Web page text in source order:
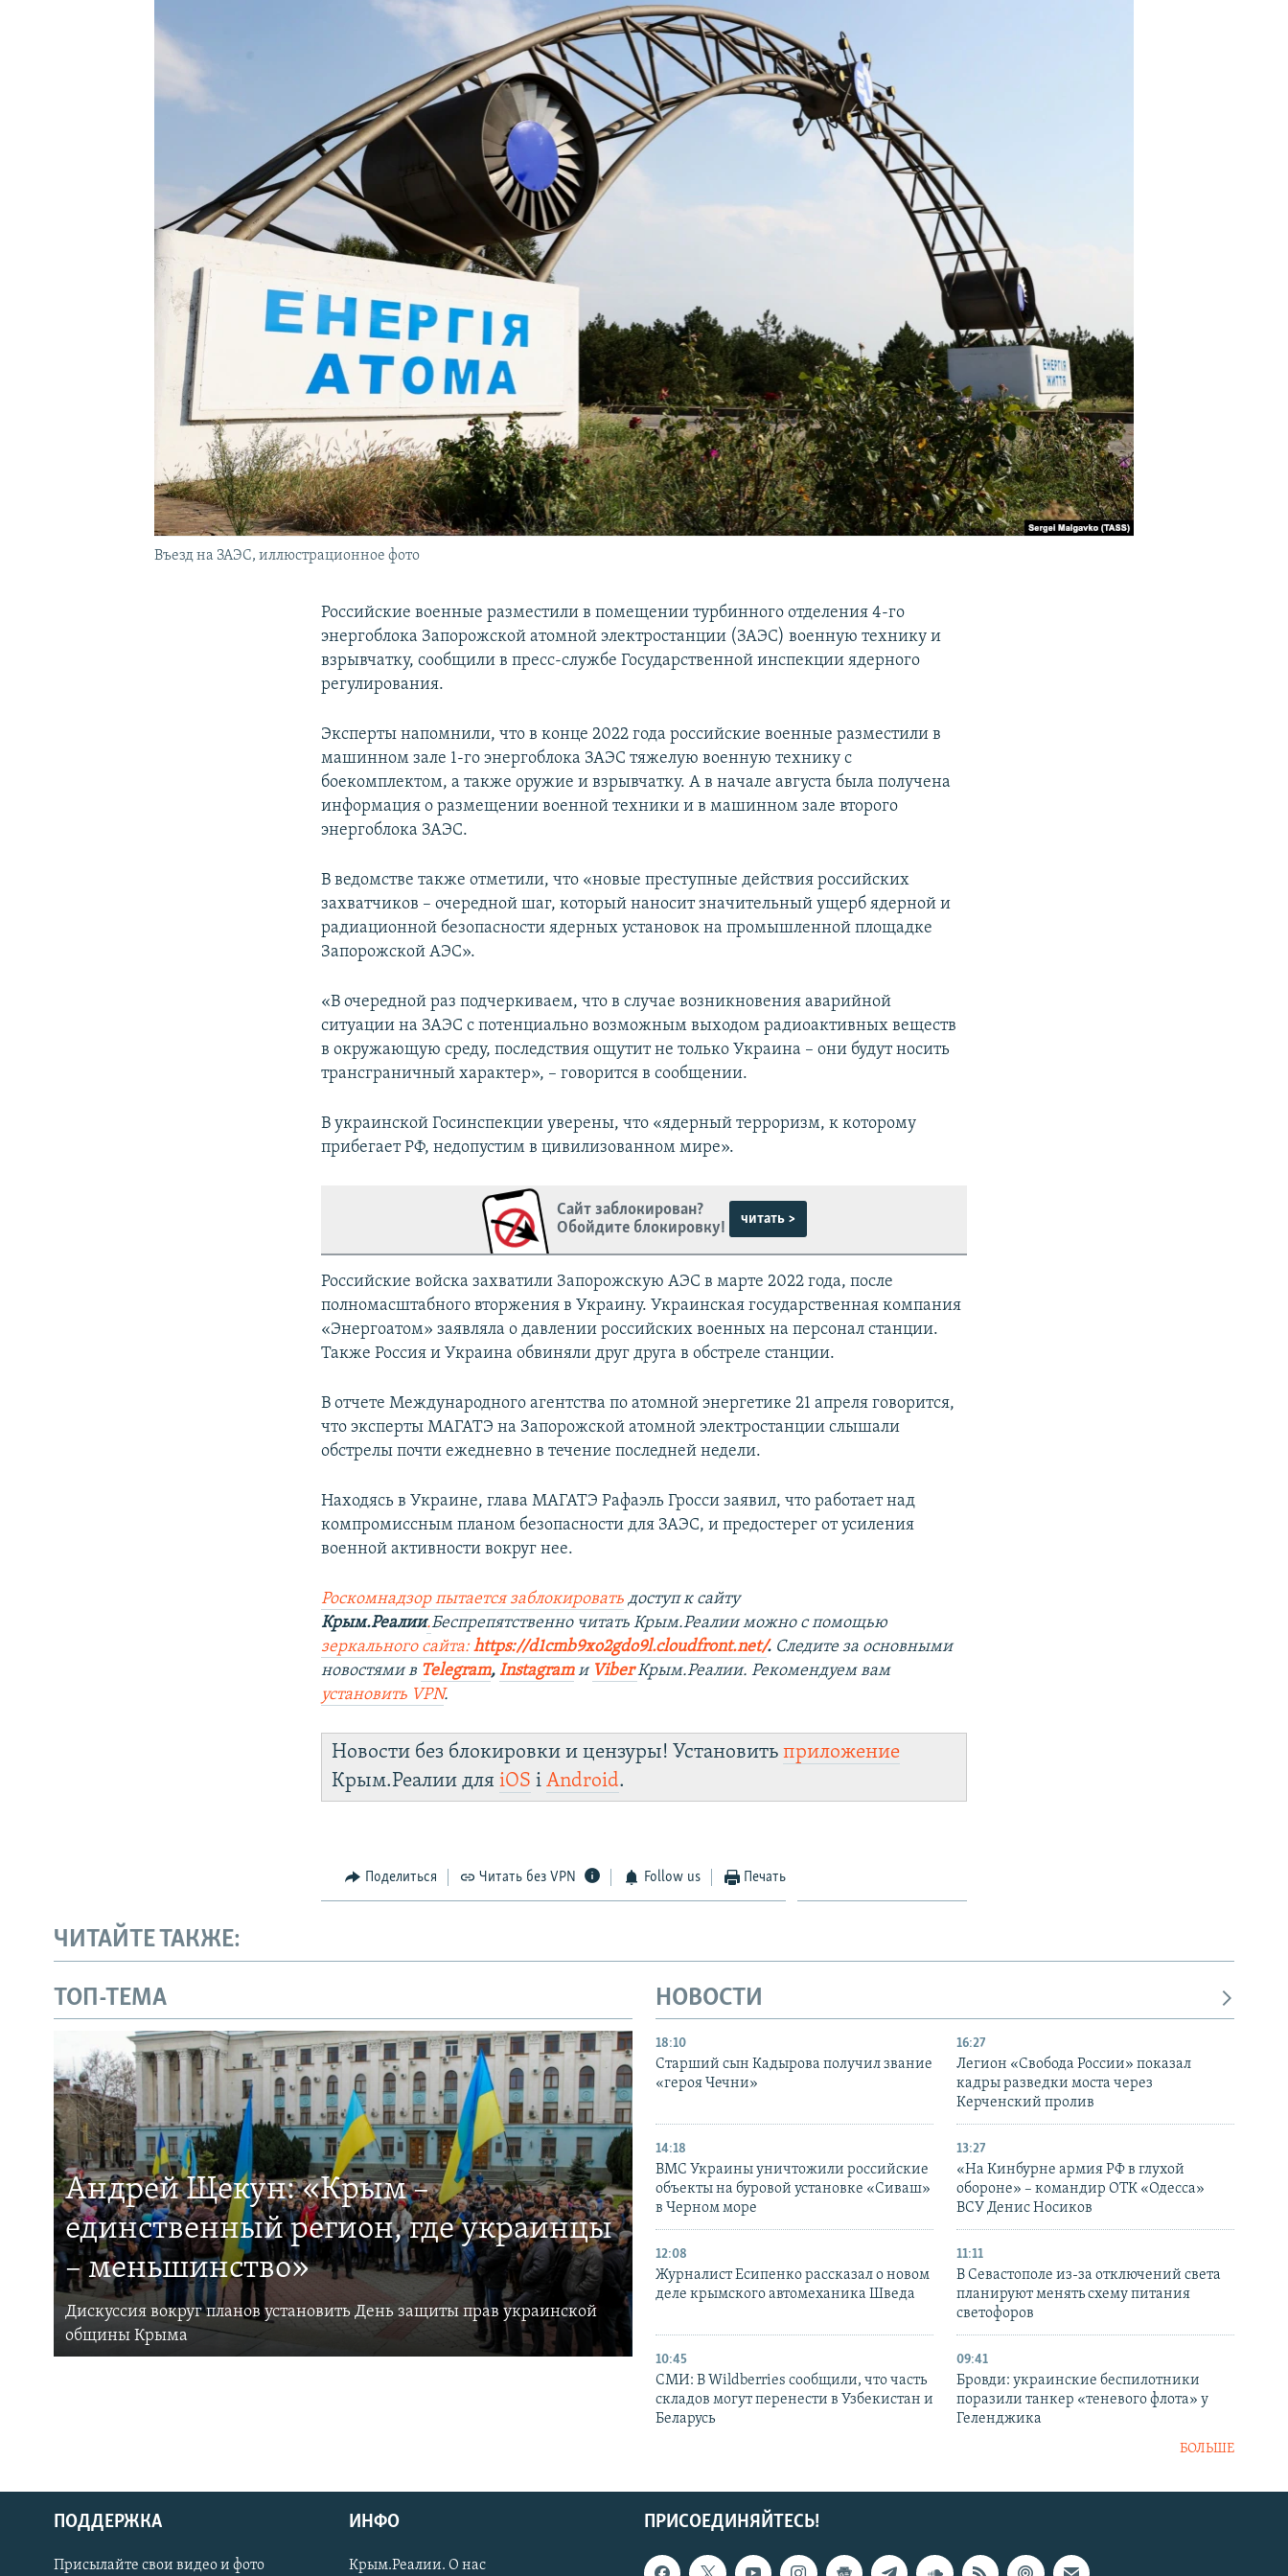
КРЫМ.НЕПОКОРЕННЫЙ
Українською
Въезд на ЗАЭС, иллюстрационное фото
Российские военные разместили в помещении турбинного отделения 4-го
энергоблока Запорожской атомной электростанции (ЗАЭС) военную технику и
взрывчатку, сообщили в пресс-службе Государственной инспекции ядерного
регулирования.
Эксперты напомнили, что в конце 2022 года российские военные разместили в
машинном зале 1-го энергоблока ЗАЭС тяжелую военную технику с
боекомплектом, а также оружие и взрывчатку. А в начале августа была получена
информация о размещении военной техники и в машинном зале второго
энергоблока ЗАЭС.
В ведомстве также отметили, что «новые преступные действия российских
захватчиков – очередной шаг, который наносит значительный ущерб ядерной и
радиационной безопасности ядерных установок на промышленной площадке
Запорожской АЭС».
«В очередной раз подчеркиваем, что в случае возникновения аварийной
ситуации на ЗАЭС с потенциально возможным выходом радиоактивных веществ
в окружающую среду, последствия ощутит не только Украина – они будут носить
трансграничный характер», – говорится в сообщении.
В украинской Госинспекции уверены, что «ядерный терроризм, к которому
прибегает РФ, недопустим в цивилизованном мире».
Сайт заблокирован?
Обойдите блокировку!
читать >
Российские войска захватили Запорожскую АЭС в марте 2022 года, после
полномасштабного вторжения в Украину. Украинская государственная компания
«Энергоатом» заявляла о давлении российских военных на персонал станции.
Также Россия и Украина обвиняли друг друга в обстреле станции.
В отчете Международного агентства по атомной энергетике 21 апреля говорится,
что эксперты МАГАТЭ на Запорожской атомной электростанции слышали
обстрелы почти ежедневно в течение последней недели.
Находясь в Украине, глава МАГАТЭ Рафаэль Гросси заявил, что работает над
компромиссным планом безопасности для ЗАЭС, и предостерег от усиления
военной активности вокруг нее.
Роскомнадзор пытается заблокировать доступ к сайту
Крым.Реалии.Беспрепятственно читать Крым.Реалии можно с помощью
зеркального сайта:https://d1cmb9xo2gdo9l.cloudfront.net/. Следите за основными
новостями в Telegram,Instagramи Viber Крым.Реалии. Рекомендуем вам
установить VPN.
Новости без блокировки и цензуры! Установитьприложение
Крым.Реалии дляiOS іAndroid.
Поделиться Читать без VPN Follow us Печать
ЧИТАЙТЕ ТАКЖЕ:
ТОП-ТЕМА
Андрей Щекун: «Крым –
единственный регион, где украинцы
– меньшинство»
Дискуссия вокруг планов установить День защиты прав украинской
общины Крыма
НОВОСТИ
18:10
Старший сын Кадырова получил звание
«героя Чечни»
16:27
Легион «Свобода России» показал
кадры разведки моста через
Керченский пролив
14:18
ВМС Украины уничтожили российские
объекты на буровой установке «Сиваш»
в Черном море
13:27
«На Кинбурне армия РФ в глухой
обороне» – командир ОТК «Одесса»
ВСУ Денис Носиков
12:08
Журналист Есипенко рассказал о новом
деле крымского автомеханика Шведа
11:11
В Севастополе из-за отключений света
планируют менять схему питания
светофоров
10:45
СМИ: В Wildberries сообщили, что часть
складов могут перенести в Узбекистан и
Беларусь
09:41
Бровди: украинские беспилотники
поразили танкер «теневого флота» у
Геленджика
БОЛЬШЕ
ПРИСОЕДИНЯЙТЕСЬ!
ПОДДЕРЖКА
Присылайте свои видео и фото
ИНФО
Крым.Реалии. О нас